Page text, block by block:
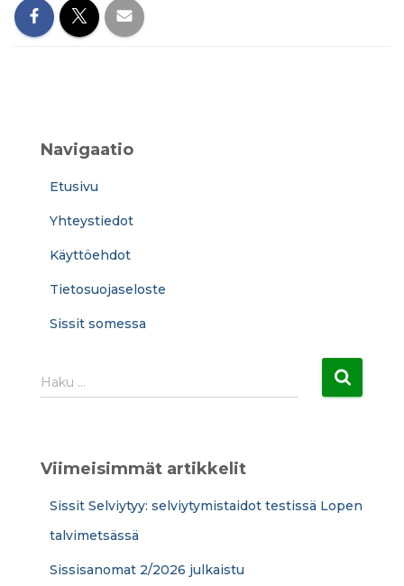
Navigaatio
Etusivu
Yhteystiedot
Käyttöehdot
Tietosuojaseloste
Sissit somessa
H
a
Haku …
Viimeisimmät artikkelit
Sissit Selviytyy: selviytymistaidot testissä Lopen
talvimetsässä
Sissisanomat 2/2026 julkaistu